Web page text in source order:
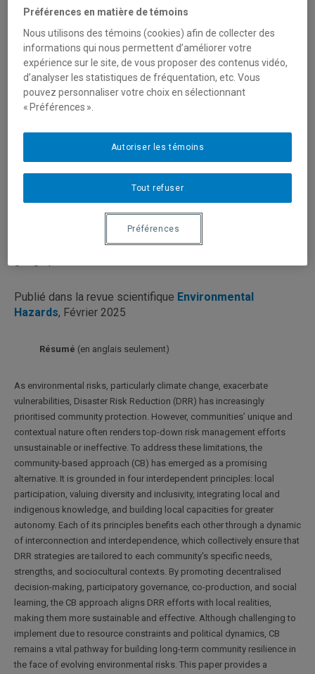
ARTICLE SCIENTIFIQUE
Four core principles to reconcile
sociocultural conditions and disaster risk
reduction in pursuit of community resilience
AUTEUR.E.S
Marie-Hélène Graveline| Doctorante, Institut des
| Professeur, Département de
géographie, UQAM
Ursule Boyer-Vilmaire| Chargée de cours, Département
| Professeure, Département de
Publié dans la revue scientifique Environmental
Hazards, Février 2025
Résumé (en anglais seulement)
As environmental risks, particularly climate change, exacerbate
vulnerabilities, Disaster Risk Reduction (DRR) has increasingly
prioritised community protection. However, communities’ unique and
contextual nature often renders top-down risk management efforts
unsustainable or ineffective. To address these limitations, the
community-based approach (CB) has emerged as a promising
alternative. It is grounded in four interdependent principles: local
participation, valuing diversity and inclusivity, integrating local and
indigenous knowledge, and building local capacities for greater
autonomy. Each of its principles benefits each other through a dynamic
of interconnection and interdependence, which collectively ensure that
DRR strategies are tailored to each community's specific needs,
strengths, and sociocultural contexts. By promoting decentralised
decision-making, participatory governance, co-production, and social
learning, the CB approach aligns DRR efforts with local realities,
making them more sustainable and effective. Although challenging to
implement due to resource constraints and political dynamics, CB
remains a vital pathway for building long-term community resilience in
the face of evolving environmental risks. This paper provides a
Préférences en matière de témoins
Nous utilisons des témoins (cookies) afin de collecter des
informations qui nous permettent d’améliorer votre
expérience sur le site, de vous proposer des contenus vidéo,
d’analyser les statistiques de fréquentation, etc. Vous
pouvez personnaliser votre choix en sélectionnant
« Préférences ».
Tout refuser
Autoriser les témoins
Préférences